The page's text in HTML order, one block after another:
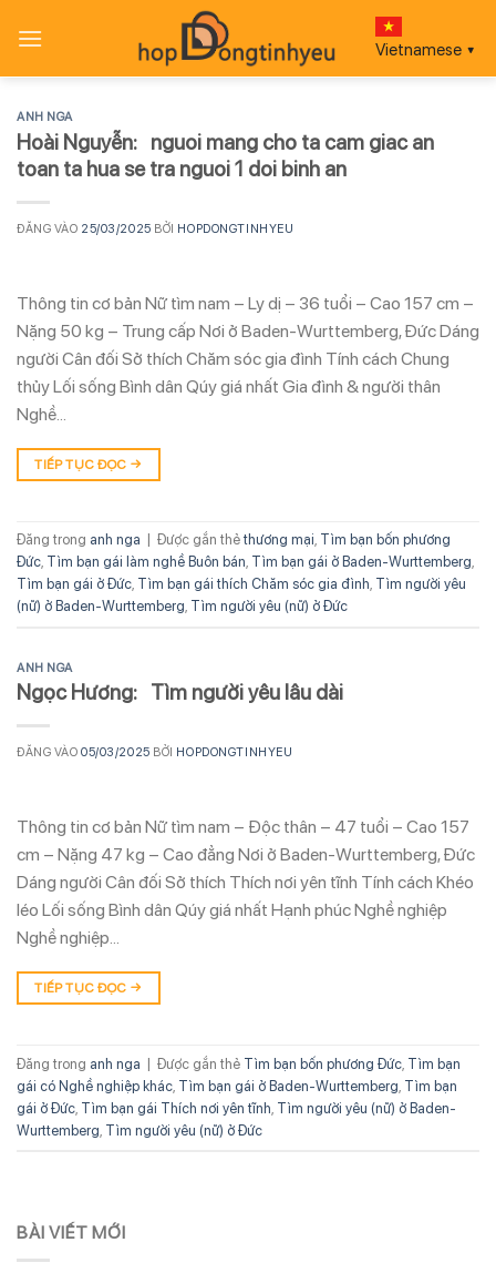
qua
Vietnamese ▼
ANH NGA
Hoài Nguyễn: nguoi mang cho ta cam giac an
toan ta hua se tra nguoi 1 doi binh an
ĐĂNG VÀO 25/03/2025 BỞI HOPDONGTINHYEU
Thông tin cơ bản Nữ tìm nam – Ly dị – 36 tuổi – Cao 157 cm –
Nặng 50 kg – Trung cấp Nơi ở Baden-Wurttemberg, Đức Dáng
người Cân đối Sở thích Chăm sóc gia đình Tính cách Chung
thủy Lối sống Bình dân Qúy giá nhất Gia đình & người thân
Nghề…
TIẾP TỤC ĐỌC →
Đăng trong anh nga Được gắn thẻ thương mại Tìm bạn bốn phương
Đức Tìm bạn gái làm nghề Buôn bán Tìm bạn gái ở Baden-Wurttemberg
Tìm bạn gái ở Đức Tìm bạn gái thích Chăm sóc gia đình Tìm người yêu
(nữ) ở Baden-Wurttemberg Tìm người yêu (nữ) ở Đức
ANH NGA
Ngọc Hương: Tìm người yêu lâu dài
ĐĂNG VÀO05/03/2025 BỞI HOPDONGTINHYEU
Thông tin cơ bản Nữ tìm nam – Độc thân – 47 tuổi – Cao 157
cm – Nặng 47 kg – Cao đẳng Nơi ở Baden-Wurttemberg, Đức
Dáng người Cân đối Sở thích Thích nơi yên tĩnh Tính cách Khéo
léo Lối sống Bình dân Qúy giá nhất Hạnh phúc Nghề nghiệp
Nghề nghiệp…
TIẾP TỤC ĐỌC →
Đăng trong anh nga | Được gắn thẻ Tìm bạn bốn phương Đức Tìm bạn
gái có Nghề nghiệp khác Tìm bạn gái ở Baden-Wurttemberg Tìm bạn
gái ở Đức Tìm bạn gái Thích nơi yên tĩnh Tìm người yêu (nữ) ở Baden-
Wurttemberg Tìm người yêu (nữ) ở Đức
BÀI VIẾT MỚI